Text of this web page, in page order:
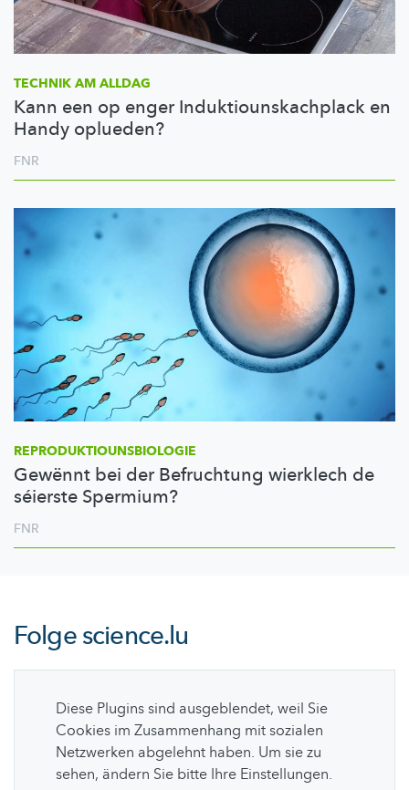
TECHNIK AM ALLDAG
Kann een op enger Induktiounskachplack en
Handy oplueden?
FNR
REPRODUKTIOUNSBIOLOGIE
Gewënnt bei der Befruchtung wierklech de
séierste Spermium?
FNR
Folgescience.lu
Diese Plugins sind ausgeblendet, weil Sie
Cookies im Zusammenhang mit sozialen
Netzwerken abgelehnt haben. Um sie zu
sehen, ändern Sie bitte Ihre Einstellungen.